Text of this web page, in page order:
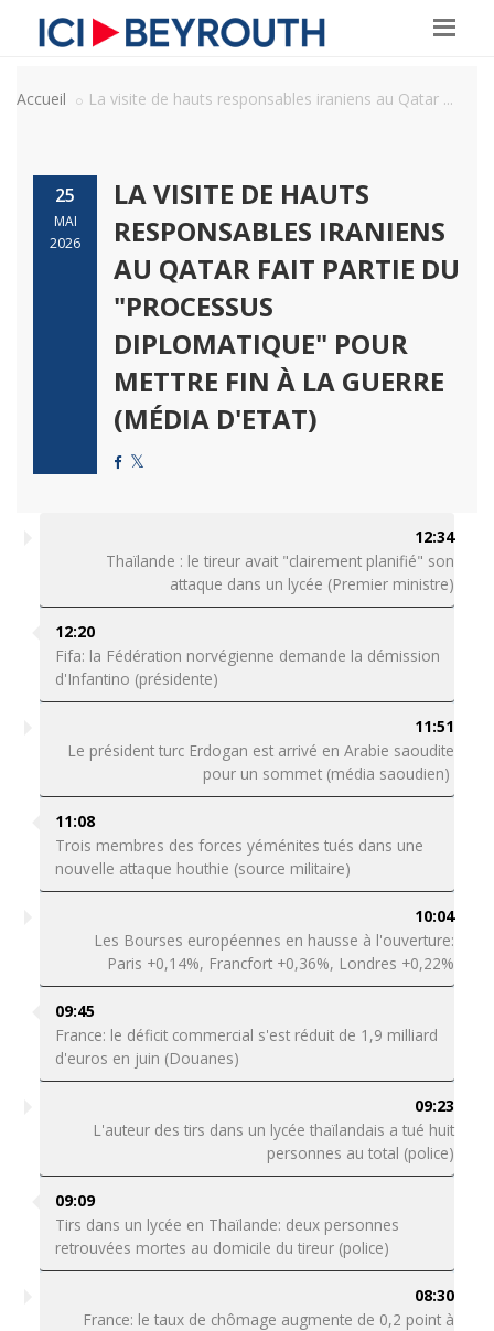
Accueil La visite de hauts responsables iraniens au Qatar ...
25
MAI
2026
LA VISITE DE HAUTS
RESPONSABLES IRANIENS
AU QATAR FAIT PARTIE DU
"PROCESSUS
DIPLOMATIQUE" POUR
METTRE FIN À LA GUERRE
(MÉDIA D'ETAT)
12:34
Thaïlande : le tireur avait "clairement planifié" son
attaque dans un lycée (Premier ministre)
12:20
Fifa: la Fédération norvégienne demande la démission
d'Infantino (présidente)
11:51
Le président turc Erdogan est arrivé en Arabie saoudite
pour un sommet (média saoudien)
11:08
Trois membres des forces yéménites tués dans une
nouvelle attaque houthie (source militaire)
10:04
Les Bourses européennes en hausse à l'ouverture:
Paris +0,14%, Francfort +0,36%, Londres +0,22%
09:45
France: le déficit commercial s'est réduit de 1,9 milliard
d'euros en juin (Douanes)
09:23
L'auteur des tirs dans un lycée thaïlandais a tué huit
personnes au total (police)
09:09
Tirs dans un lycée en Thaïlande: deux personnes
retrouvées mortes au domicile du tireur (police)
08:30
France: le taux de chômage augmente de 0,2 point à